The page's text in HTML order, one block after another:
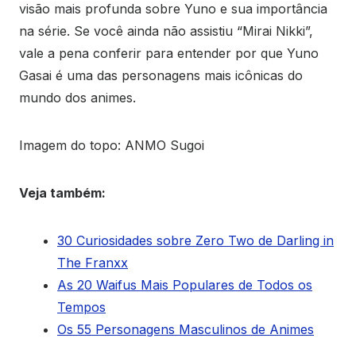
visão mais profunda sobre Yuno e sua importância
na série. Se você ainda não assistiu “Mirai Nikki”,
vale a pena conferir para entender por que Yuno
Gasai é uma das personagens mais icônicas do
mundo dos animes.
Imagem do topo: ANMO Sugoi
Veja também:
30 Curiosidades sobre Zero Two de Darling in
The Franxx
As 20 Waifus Mais Populares de Todos os
Tempos
Os 55 Personagens Masculinos de Animes